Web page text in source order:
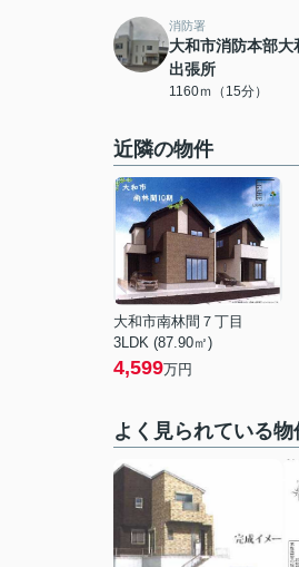
消防署
大和市消防本部
出張所
1160ｍ（15分）
近隣の物件
大和市南林間７丁目
3LDK (87.90㎡)
4,599万円
よく見られている物